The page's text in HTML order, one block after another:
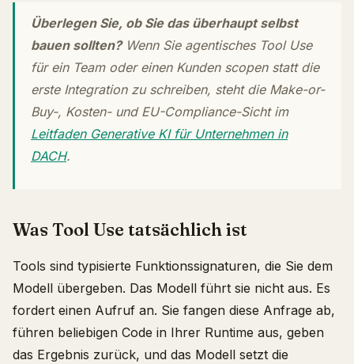
Überlegen Sie, ob Sie das überhaupt selbst
bauen sollten?Wenn Sie agentisches Tool Use
für ein Team oder einen Kunden scopen statt die
erste Integration zu schreiben, steht die Make-or-
Buy-, Kosten- und EU-Compliance-Sicht im
Leitfaden Generative KI für Unternehmen in
DACH.
Was Tool Use tatsächlich ist
Tools sind typisierte Funktionssignaturen, die Sie dem
Modell übergeben. Das Modell führt sie nicht aus. Es
fordert einen Aufruf an. Sie fangen diese Anfrage ab,
führen beliebigen Code in Ihrer Runtime aus, geben
das Ergebnis zurück, und das Modell setzt die